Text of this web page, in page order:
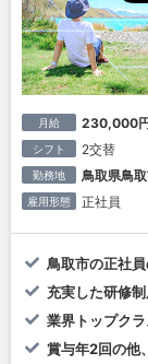
月給 230,000
シフト 2交替
勤務地 鳥取県鳥
雇用形態 正社員
鳥取市の正社
充実した研修
業界トップク
賞与年2回の他